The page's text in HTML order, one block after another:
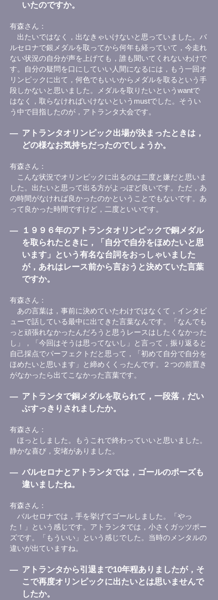
いたのですか。
有森さん
出たいではなく，出なきゃいけないと思っていました。バ
ルセロナで銀メダルを取ってから何年も経っていて，今走れ
ない状況の自分が声を上げても，誰も聞いてくれないわけで
す。自分の疑問を口にしていい人間になるには，もう一回オ
リンピックに出て，何色でもいいからメダルを取るという手
段しかないと思いました。メダルを取りたいというwantで
はなく，取らなければいけないというmustでした。そうい
う中で目指したのが，アトランタ大会です。
― アトランタオリンピック出場が決まったときは，
どの様なお気持ちだったのでしょうか。
有森さん
こんな状況でオリンピックに出るのは二度と嫌だと思いま
した。出たいと思って出る方がよっぽど良いです。ただ，あ
の時間がなければ良かったのかということでもないです。あ
って良かった時間ですけど，二度といいです。
―
１９９６年のアトランタオリンピックで銅メダル
を取られたときに，「自分で自分をほめたいと思
います」という有名な台詞をおっしゃいました
が，あれはレース前から言おうと決めていた言葉
ですか。
有森さん
あの言葉は，事前に決めていたわけではなくて，インタビ
ューで話している最中に出てきた言葉なんです。「なんでも
っと頑張れなかったんだろうと思うレースはしたくなかった
し」，「今回はそうは思ってないし」と言って，振り返ると
自己採点でパーフェクトだと思って，「初めて自分で自分を
ほめたいと思います」と締めくくったんです。２つの前置き
がなかったら出てこなかった言葉です。
― アトランタで銅メダルを取られて，一段落，だい
ぶすっきりされましたか。
有森さん
ほっとしました。もうこれで終わっていいと思いました。
静かな喜び，安堵がありました。
― バルセロナとアトランタでは，ゴールのポーズも
違いましたね。
有森さん
バルセロナでは，手を挙げてゴールしました。「やっ
た！」という感じです。アトランタでは，小さくガッツポー
ズです。「もういい」という感じでした。当時のメンタルの
違いが出ていますね。
― アトランタから引退まで10年程ありましたが，そ
こで再度オリンピックに出たいとは思いませんで
したか。